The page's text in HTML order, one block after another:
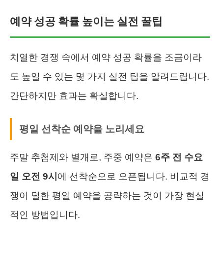
예약 성공 확률 높이는 실전 꿀팁
치열한 경쟁 속에서 예약 성공 확률을 조금이라
도 높일 수 있는 몇 가지 실전 팁을 알려드립니다.
간단하지만 효과는 확실합니다.
평일 선착순 예약을 노리세요
주말 추첨제와 별개로, 주중 예약은 6주 전 수요
일 오전 9시 에 선착순으로 오픈됩니다. 비교적 경
쟁이 덜한 평일 예약을 공략하는 것이 가장 현실
적인 방법입니다.